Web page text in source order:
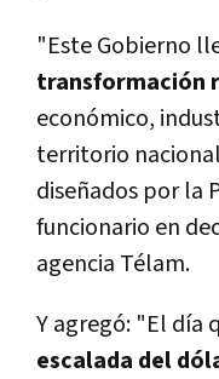
"Este Gobierno
transformación
económico,
territorio
diseñados por la
funcionario en
agencia Télam.
Y agregó: "El día
escalada del